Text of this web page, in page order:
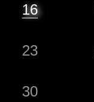
16
23
30